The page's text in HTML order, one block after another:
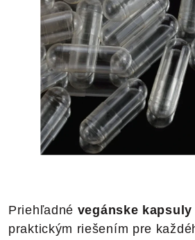
Priehľadné vegánske
praktickým riešením pre